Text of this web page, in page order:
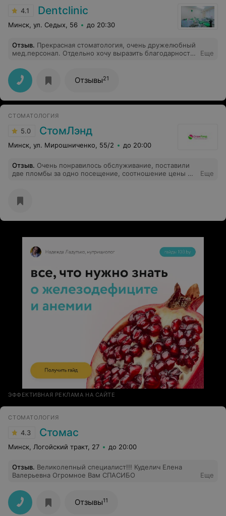
4.1 Dentclinic
Минск, ул. Седых, 56 до 20:30
Отзыв. Прекрасная стоматология, очень дружелюбный
мед.персонал. Отдельно хочу выразить благодарность
Еще
Отзывы21
СТОМАТОЛОГИЯ
5.0 СтомЛэнд
Минск, ул. Мирошниченко, 55/2 до 20:00
Отзыв. Очень понравилось обслуживание, поставили
две пломбы за одно посещение, соотношение цены и
Еще
ЭФФЕКТИВНАЯ РЕКЛАМА НА САЙТЕ
СТОМАТОЛОГИЯ
4.3 Стомас
Минск, Логойский тракт, 27 до 20:00
Отзыв. Великолепный специалист!!! Куделич Елена
Валерьевна Огромное Вам СПАСИБО
Еще
Отзывы11